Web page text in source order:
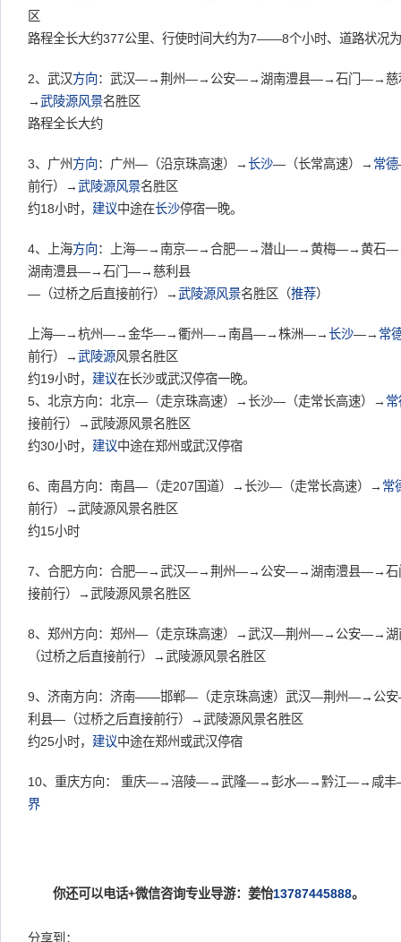
区
路程全长大约377公里、行使时间大约为7——8个小时、道路状况
2、武汉方向：武汉—→荆州—→公安—→湖南澧县—→石门—→慈
→武陵源风景名胜区
路程全长大约
3、广州方向：广州—（沿京珠高速）→长沙—（长常高速）→ 常德
前行）→武陵源风景名胜区
约18小时， 建议中途在长沙停宿一晚。
4、上海方向：上海—→南京—→合肥—→潜山—→黄梅—→黄石
湖南澧县—→石门—→慈利县
—（过桥之后直接前行）→武陵源风景名胜区（推荐）
上海—→杭州—→金华—→衢州—→南昌—→株洲—→长沙—→ 常
前行）→武陵源风景名胜区
约19小时， 建议在长沙或武汉停宿一晚。
5、北京方向：北京—（走京珠高速）→长沙—（走常长高速）→
接前行）→武陵源风景名胜区
约30小时， 建议中途在郑州或武汉停宿
6、南昌方向：南昌—（走207国道）→长沙—（走常长高速）→ 常
前行）→武陵源风景名胜区
约15小时
7、合肥方向：合肥—→武汉—→荆州—→公安—→湖南澧县—→石
接前行）→武陵源风景名胜区
8、郑州方向：郑州—（走京珠高速）→武汉—荆州—→公安—→
（过桥之后直接前行）→武陵源风景名胜区
9、济南方向：济南——邯郸—（走京珠高速）武汉—荆州—→
利县—（过桥之后直接前行）→武陵源风景名胜区
约25小时， 建议中途在郑州或武汉停宿
10、重庆方向： 重庆—→涪陵—→武隆—→彭水—→黔江—→咸
界
你还可以电话+微信咨询专业导游：姜怡13787445888。
分享到：